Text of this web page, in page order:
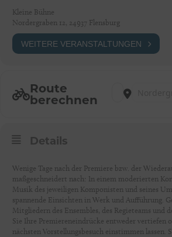
Kleine Bühne
Nordergraben 12, 24937 Flensburg
WEITERE VERANSTALTUNGEN
Route
berechnen
Address -
Details
Wenige Tage nach der Premiere bzw. der
maßgeschneidert nach: In einem moderierten
Musik des jeweiligen Komponisten und seines
spannende Einsichten in Werk und Aufführung.
Mitgliedern des Ensembles, des Regieteams und
Sie Ihre Premiereneindrücke entweder vertiefen
nächsten Vorstellungsbesuch einstimmen lassen.